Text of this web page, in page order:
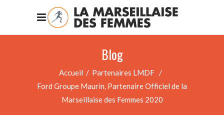
Blog
Accueil / Partenaires LMDF /
Ford Groupe Maurin, Partenaire Officiel de la
Marseillaise des Femmes 2020